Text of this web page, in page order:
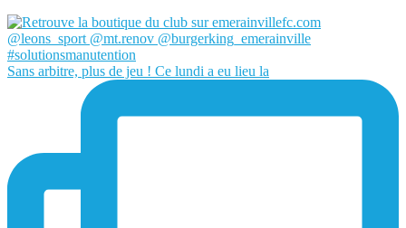
Sans arbitre, plus de jeu ! Ce lundi a eu lieu la